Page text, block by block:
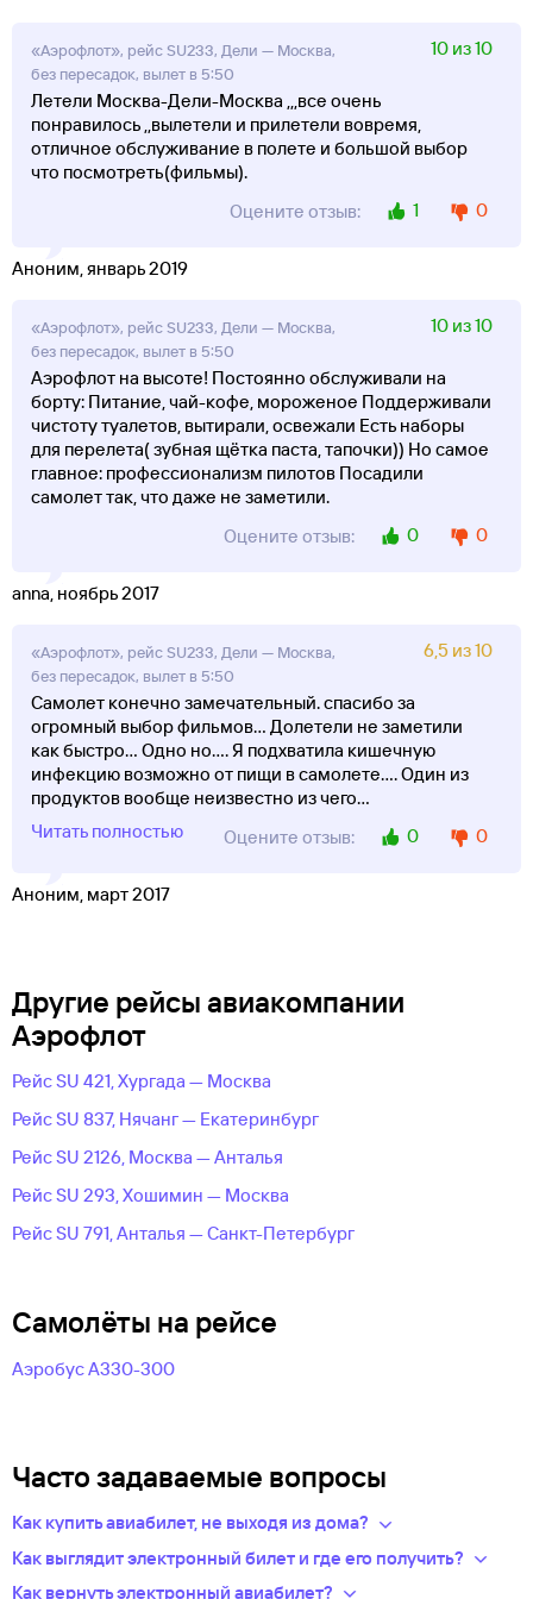
«Аэрофлот», рейс SU233, Дели — Москва,
без пересадок, вылет в 5:50
10 из 10
Летели Москва-Дели-Москва ,,,все очень
понравилось ,,вылетели и прилетели вовремя,
отличное обслуживание в полете и большой выбор
что посмотреть(фильмы).
Оцените отзыв:
1 0
Аноним, январь 2019
«Аэрофлот», рейс SU233, Дели — Москва,
без пересадок, вылет в 5:50
10 из 10
Аэрофлот на высоте! Постоянно обслуживали на
борту: Питание, чай-кофе, мороженое Поддерживали
чистоту туалетов, вытирали, освежали Есть наборы
для перелета( зубная щётка паста, тапочки)) Но самое
главное: профессионализм пилотов Посадили
самолет так, что даже не заметили.
Оцените отзыв:
0 0
anna, ноябрь 2017
«Аэрофлот», рейс SU233, Дели — Москва,
без пересадок, вылет в 5:50
6,5 из 10
Самолет конечно замечательный. спасибо за
огромный выбор фильмов... Долетели не заметили
как быстро... Одно но.... Я подхватила кишечную
инфекцию возможно от пищи в самолете.... Один из
продуктов вообще неизвестно из чего...
Читать полностью
Оцените отзыв: 0 0
Аноним, март 2017
Другие рейсы авиакомпании
Аэрофлот
Рейс SU 421, Хургада — Москва
Рейс SU 837, Нячанг — Екатеринбург
Рейс SU 2126, Москва — Анталья
Рейс SU 293, Хошимин — Москва
Рейс SU 791, Анталья — Санкт-Петербург
Самолёты на рейсе
Аэробус А330-300
Часто задаваемые вопросы
Как купить авиабилет, не выходя из дома?
Укажите в нужных полях маршрут, дату поездки и число
Как выглядит электронный билет и где его получить?
После оплаты на сайте, в базе данных авиакомпании
Как вернуть электронный авиабилет?